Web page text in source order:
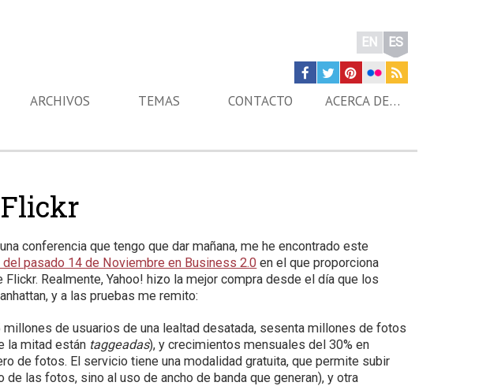
EN ES
ARCHIVOS TEMAS CONTACTO ACERCA DE…
conferencia que tengo que dar mañana, me he encontrado este
del pasado 14 de Noviembre en Business 2.0 en el que proporciona
Realmente, Yahoo! hizo la mejor compra desde el día que los
y a las pruebas me remito:
de usuarios de una lealtad desatada, sesenta millones de fotos
la mitad están taggeadas), y crecimientos mensuales del 30% en
de fotos. El servicio tiene una modalidad gratuita, que permite subir
las fotos, sino al uso de ancho de banda que generan), y otra